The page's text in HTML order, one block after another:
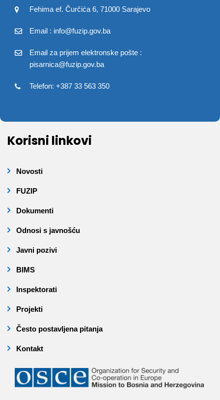
Fehima ef. Čurčića 6, 71000 Sarajevo
Email : info@fuzip.gov.ba
Email za prijem elektronske pošte :
pisarnica@fuzip.gov.ba
Telefon: +387 33 563 350
Korisni linkovi
Novosti
FUZIP
Dokumenti
Odnosi s javnošću
Javni pozivi
BIMS
Inspektorati
Projekti
Često postavljena pitanja
Kontakt